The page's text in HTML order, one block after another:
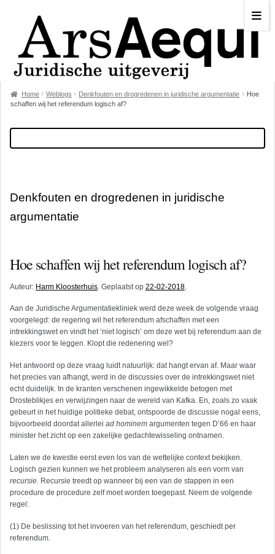
Home Weblogs Denkfouten en drogredenen in juridische argumentatie
Hoe
schaffen wij het referendum logisch af?
Denkfouten en drogredenen in juridische
argumentatie
Hoe schaffen wij het referendum logisch af?
Auteur: Harm Kloosterhuis. Geplaatst op 22-02-2018.
Aan de Juridische Argumentatiekliniek werd deze week de volgende vraag
voorgelegd: de regering wil het referendum afschaffen met een
intrekkingswet en vindt het ‘niet logisch’ om deze wet bij referendum aan de
kiezers voor te leggen. Klopt die redenering wel?
Het antwoord op deze vraag luidt natuurlijk: dat hangt ervan af. Maar waar
het precies van afhangt, werd in de discussies over de intrekkingswet niet
echt duidelijk. In de kranten verschenen ingewikkelde betogen met
Drosteblikjes en verwijzingen naar de wereld van Kafka. En, zoals zo vaak
gebeurt in het huidige politieke debat, ontspoorde de discussie nogal eens,
bijvoorbeeld doordat allerlei ad hominem argumenten tegen D’66 en haar
minister het zicht op een zakelijke gedachtewisseling ontnamen.
Laten we de kwestie eerst even los van de wettelijke context bekijken.
Logisch gezien kunnen we het probleem analyseren als een vorm van
recursie. Recursie treedt op wanneer bij een van de stappen in een
procedure de procedure zelf moet worden toegepast. Neem de volgende
regel:
(1) De beslissing tot het invoeren van het referendum, geschiedt per
referendum.